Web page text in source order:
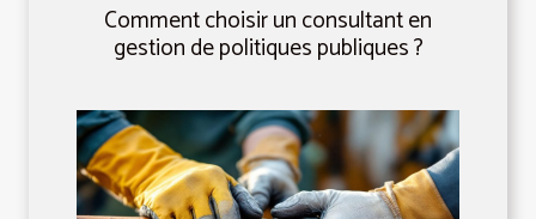
Comment choisir un consultant en
gestion de politiques publiques ?